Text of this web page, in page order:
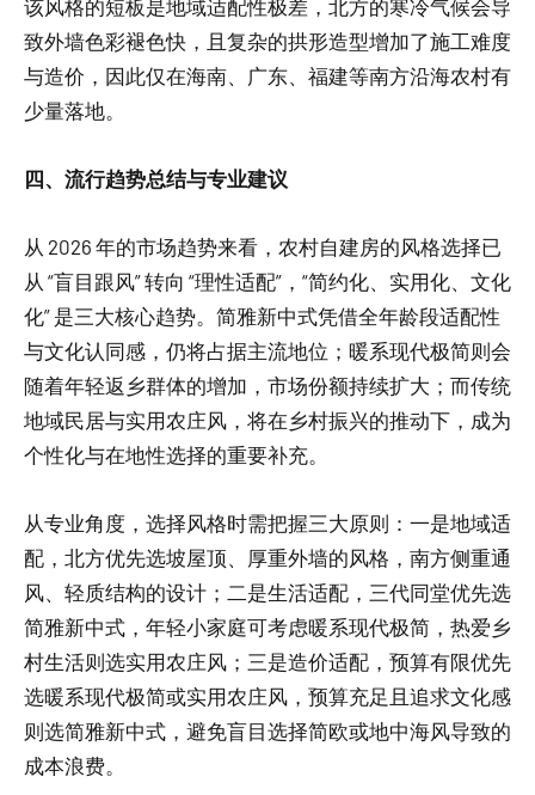
该风格的短板是地域适配性极差，北方的寒冷气候会导
致外墙色彩褪色快，且复杂的拱形造型增加了施工难度
与造价，因此仅在海南、广东、福建等南方沿海农村有
少量落地。
四、流行趋势总结与专业建议
从 2026 年的市场趋势来看，农村自建房的风格选择已
从 “盲目跟风” 转向 “理性适配”，“简约化、实用化、文化
化” 是三大核心趋势。简雅新中式凭借全年龄段适配性
与文化认同感，仍将占据主流地位；暖系现代极简则会
随着年轻返乡群体的增加，市场份额持续扩大；而传统
地域民居与实用农庄风，将在乡村振兴的推动下，成为
个性化与在地性选择的重要补充。
从专业角度，选择风格时需把握三大原则：一是地域适
配，北方优先选坡屋顶、厚重外墙的风格，南方侧重通
风、轻质结构的设计；二是生活适配，三代同堂优先选
简雅新中式，年轻小家庭可考虑暖系现代极简，热爱乡
村生活则选实用农庄风；三是造价适配，预算有限优先
选暖系现代极简或实用农庄风，预算充足且追求文化感
则选简雅新中式，避免盲目选择简欧或地中海风导致的
成本浪费。